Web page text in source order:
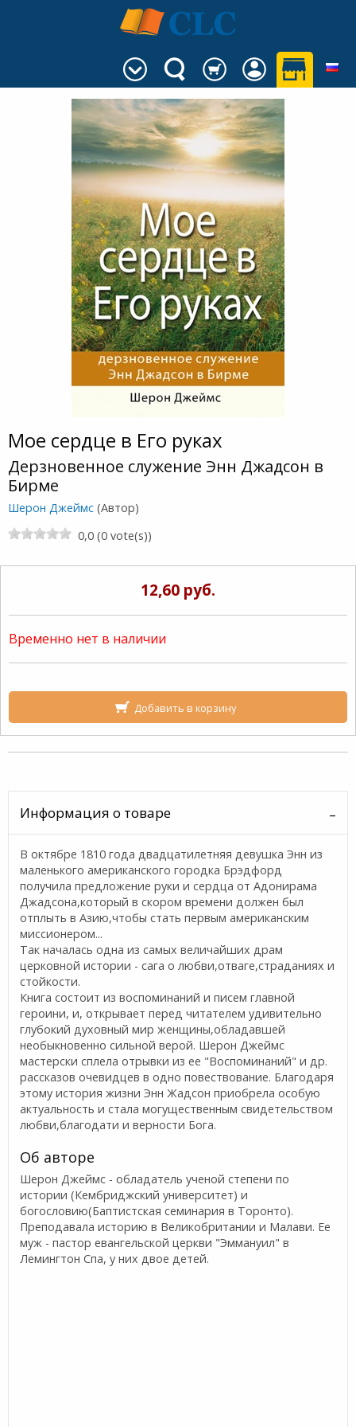
Мое сердце в Его руках
Дерзновенное служение Энн Джадсон в
Бирме
Шерон Джеймс (Автор)
0,0 (0 vote(s))
12,60 руб.
Временно нет в наличии
Добавить в корзину
Информация о товаре
В октябре 1810 года двадцатилетняя девушка Энн из
маленького американского городка Брэдфорд
получила предложение руки и сердца от Адонирама
Джадсона,который в скором времени должен был
отплыть в Азию,чтобы стать первым американским
миссионером...
Так началась одна из самых величайших драм
церковной истории - сага о любви,отваге,страданиях и
стойкости.
Книга состоит из воспоминаний и писем главной
героини, и, открывает перед читателем удивительно
глубокий духовный мир женщины,обладавшей
необыкновенно сильной верой. Шерон Джеймс
мастерски сплела отрывки из ее "Воспоминаний" и др.
рассказов очевидцев в одно повествование. Благодаря
этому история жизни Энн Жадсон приобрела особую
актуальность и стала могущественным свидетельством
любви,благодати и верности Бога.
Об авторе
Шерон Джеймс - обладатель ученой степени по
истории (Кембриджский университет) и
богословию(Баптистская семинария в Торонто).
Преподавала историю в Великобритании и Малави. Ее
муж - пастор евангельской церкви "Эммануил" в
Лемингтон Спа, у них двое детей.